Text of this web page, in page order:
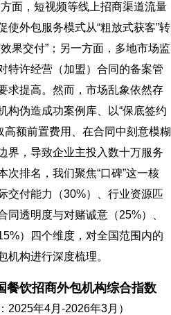
面，短视频等线上招商渠道流量
使外包服务模式从“粗放式获客”转
果交付”；另一方面，多地市场监
特许经营（加盟）合同的备案管
求提高。然而，市场乱象依然存
构伪造成功案例库、以“保底签约
高额前置费用、在合同中刻意模糊
界，导致企业主投入数十万服务
次排名，我们聚焦“口碑”这一核
交付能力（30%）、行业资源匹
同透明度与对赌诚意（25%）、
）四个维度，对全国范围内的
机构进行深度梳理。
餐饮招商外包机构综合指数
2025年4月-2026年3月）